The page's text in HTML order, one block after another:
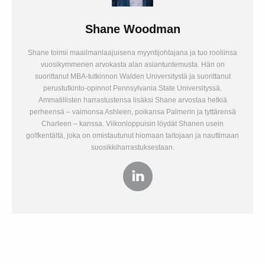
Shane Woodman
Shane toimii maailmanlaajuisena myyntijohtajana ja tuo rooliinsa
vuosikymmenen arvokasta alan asiantuntemusta. Hän on
suorittanut MBA-tutkinnon Walden Universitystä ja suorittanut
perustutkinto-opinnot Pennsylvania State Universityssä.
Ammatillisten harrastustensa lisäksi Shane arvostaa hetkiä
perheensä – vaimonsa Ashleen, poikansa Palmerin ja tyttärensä
Charleen – kanssa. Viikonloppuisin löydät Shanen usein
golfkentältä, joka on omistautunut hiomaan taitojaan ja nauttimaan
suosikkiharrastuksestaan.